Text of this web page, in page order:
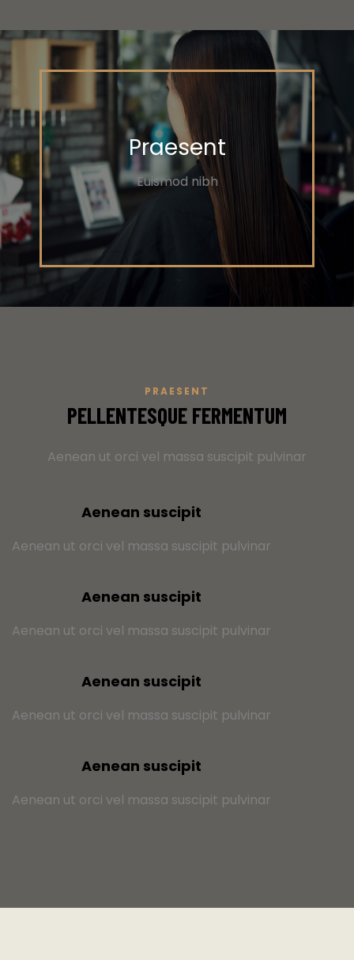
Praesent
Euismod nibh
PRAESENT
PELLENTESQUE FERMENTUM
Aenean ut orci vel massa suscipit pulvinar
Aenean suscipit
Aenean ut orci vel massa suscipit pulvinar
Aenean suscipit
Aenean ut orci vel massa suscipit pulvinar
Aenean suscipit
Aenean ut orci vel massa suscipit pulvinar
Aenean suscipit
Aenean ut orci vel massa suscipit pulvinar